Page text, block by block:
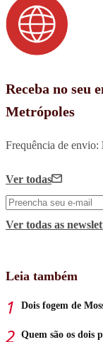
Receba no seu
Metrópoles
Frequência de envio:
Ver todas
Ver todas as
Leia também
Dois fogem de
Quem são os dois